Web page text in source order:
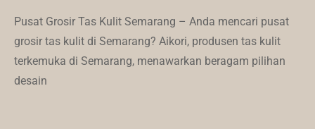
Pusat Grosir Tas Kulit Semarang – Anda mencari pusat
grosir tas kulit di Semarang? Aikori, produsen tas kulit
terkemuka di Semarang, menawarkan beragam pilihan
desain